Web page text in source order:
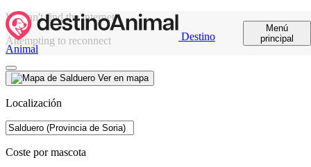
Destino
Animal
Menú
principal
We can't find the internet
Attempting to reconnect
Ver en mapa
Localización
Coste por mascota